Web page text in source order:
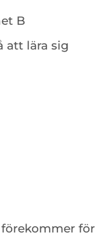
B
att lära sig
för